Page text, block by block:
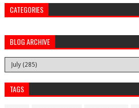
CATEGORIES
BLOG ARCHIVE
TAGS